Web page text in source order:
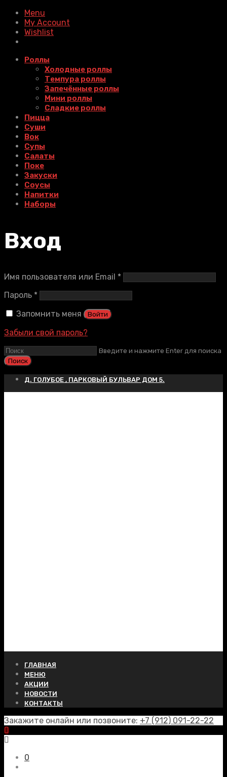
Menu
My Account
Wishlist
Роллы
Холодные роллы
Темпура роллы
Запечённые роллы
Мини роллы
Сладкие роллы
Пицца
Суши
Вок
Супы
Салаты
Поке
Закуски
Соусы
Напитки
Наборы
Вход
Имя пользователя или Email *Обязательно
Пароль *Обязательно
Запомнить меня
Войти
Забыли свой пароль?
Введите и нажмите Enter для поиска
Д. ГОЛУБОЕ , ПАРКОВЫЙ БУЛЬВАР ДОМ 5.
ГЛАВНАЯ
МЕНЮ
АКЦИИ
НОВОСТИ
КОНТАКТЫ
Закажите онлайн или позвоните: +7 (912) 091-22-22
0